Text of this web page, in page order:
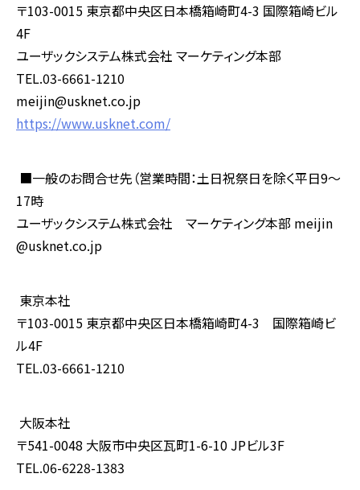
〒103-0015 東京都中央区日本橋箱崎町4-3 国際箱崎ビル
4F
ユーザックシステム株式会社 マーケティング本部
TEL.03-6661-1210
meijin@usknet.co.jp
https://www.usknet.com/
■一般のお問合せ先（営業時間：土日祝祭日を除く平日9～
17時
ユーザックシステム株式会社 マーケティング本部 meijin
@usknet.co.jp
東京本社
〒103-0015 東京都中央区日本橋箱崎町4-3 国際箱崎ビ
ル4F
TEL.03-6661-1210
大阪本社
〒541-0048 大阪市中央区瓦町1-6-10 JPビル3F
TEL.06-6228-1383